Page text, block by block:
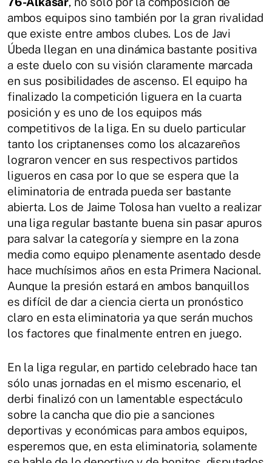
ambos equipos sino también por la gran rivalidad
que existe entre ambos clubes. Los de Javi
Úbeda llegan en una dinámica bastante positiva
a este duelo con su visión claramente marcada
en sus posibilidades de ascenso. El equipo ha
finalizado la competición liguera en la cuarta
posición y es uno de los equipos más
competitivos de la liga. En su duelo particular
tanto los criptanenses como los alcazareños
lograron vencer en sus respectivos partidos
ligueros en casa por lo que se espera que la
eliminatoria de entrada pueda ser bastante
abierta. Los de Jaime Tolosa han vuelto a realizar
una liga regular bastante buena sin pasar apuros
para salvar la categoría y siempre en la zona
media como equipo plenamente asentado desde
hace muchísimos años en esta Primera Nacional.
Aunque la presión estará en ambos banquillos
es difícil de dar a ciencia cierta un pronóstico
claro en esta eliminatoria ya que serán muchos
los factores que finalmente entren en juego.
En la liga regular, en partido celebrado hace tan
sólo unas jornadas en el mismo escenario, el
derbi finalizó con un lamentable espectáculo
sobre la cancha que dio pie a sanciones
deportivas y económicas para ambos equipos,
esperemos que, en esta eliminatoria, solamente